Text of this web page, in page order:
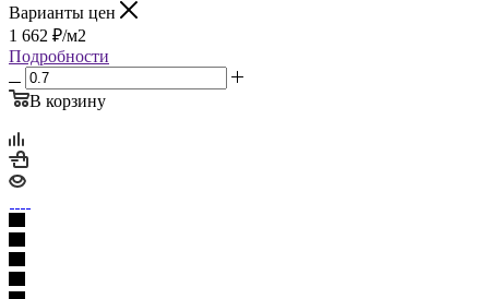
Варианты цен
1 662 ₽/м2
Подробности
В корзину